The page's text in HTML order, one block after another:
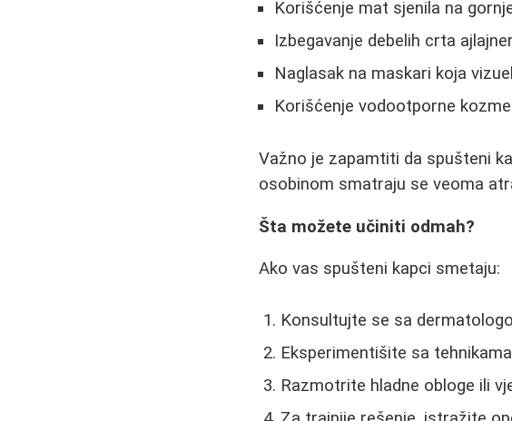
Korišćenje mat sjenila na
Izbegavanje debelih crta
Naglasak na maskari koja
Korišćenje vodootporne
Važno je zapamtiti da spušteni
osobinom smatraju se veoma
Šta možete učiniti odmah?
Ako vas spušteni kapci smetaju:
Konsultujte se sa
Eksperimentišite sa
Razmotrite hladne obloge ili